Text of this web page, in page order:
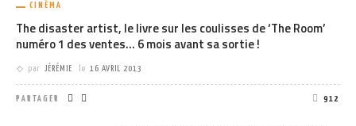
CINÉMA
The disaster artist, le livre sur les coulisses de ‘The Room’
numéro 1 des ventes… 6 mois avant sa sortie !
par JÉRÉMIE le 16 AVRIL 2013
PARTAGER 912